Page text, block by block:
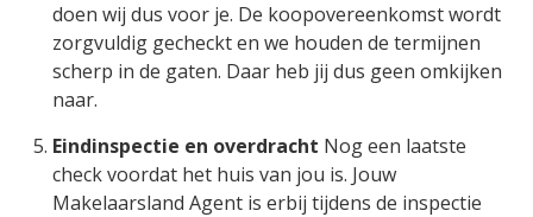
doen wij dus voor je. De koopovereenkomst wordt
zorgvuldig gecheckt en we houden de termijnen
scherp in de gaten. Daar heb jij dus geen omkijken
naar.
Eindinspectie en overdracht Nog een laatste
check voordat het huis van jou is. Jouw
Makelaarsland Agent is erbij tijdens de inspectie